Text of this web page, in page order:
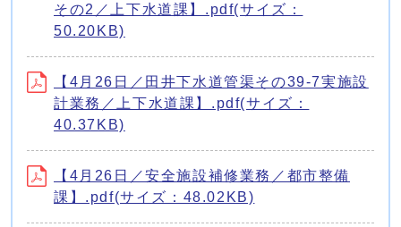
その2／上下水道課】.pdf(サイズ：
50.20KB)
【4月26日／田井下水道管渠その39-7実施設
計業務／上下水道課】.pdf(サイズ：
40.37KB)
【4月26日／安全施設補修業務／都市整備
課】.pdf(サイズ：48.02KB)